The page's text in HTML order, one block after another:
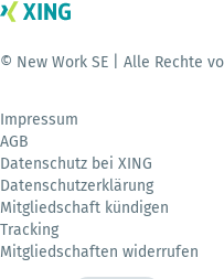
© New Work SE | Alle Rechte
Impressum
AGB
Datenschutz bei XING
Datenschutzerklärung
Mitgliedschaft kündigen
Tracking
Mitgliedschaften widerrufen